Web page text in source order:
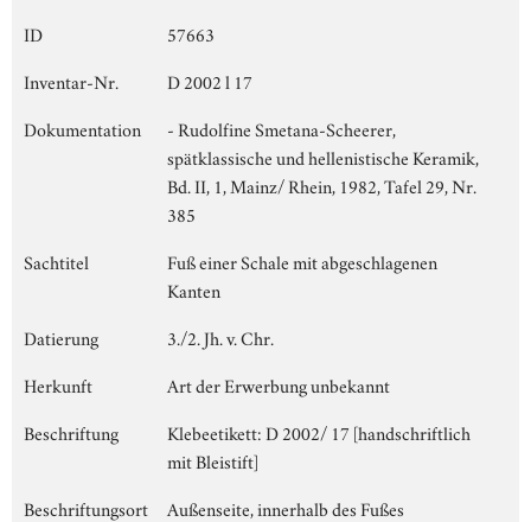
ID
57663
Inventar-Nr.
D 2002 l 17
Dokumentation
- Rudolfine Smetana-Scheerer,
spätklassische und hellenistische Keramik,
Bd. II, 1, Mainz/ Rhein, 1982, Tafel 29, Nr.
385
Sachtitel
Fuß einer Schale mit abgeschlagenen
Kanten
Datierung
3./2. Jh. v. Chr.
Herkunft
Art der Erwerbung unbekannt
Beschriftung
Klebeetikett: D 2002/ 17 [handschriftlich
mit Bleistift]
Beschriftungsort
Außenseite, innerhalb des Fußes